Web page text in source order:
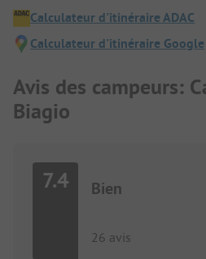
Calculateur d'itinéraire ADAC
Calculateur d'itinéraire Google
Avis des campeurs:
Biagio
7.4 Bien
26 avis